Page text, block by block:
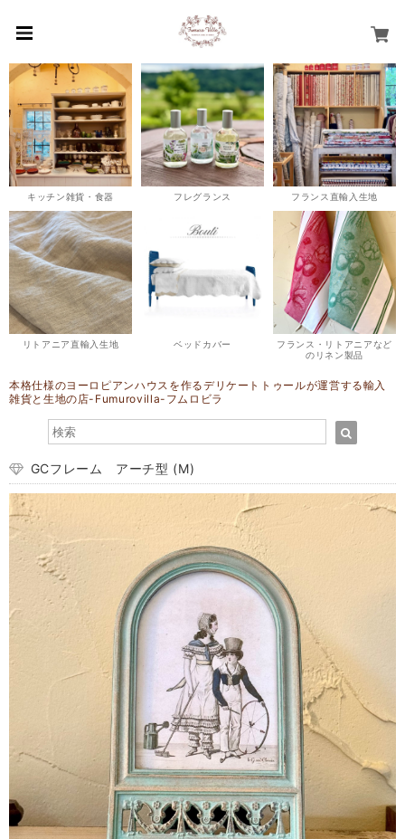
キッチン雑貨・食器 フレグランス フランス直輸入生地
リトアニア直輸入生地 ベッドカバー
フランス・リトアニアなど
のリネン製品
本格仕様のヨーロピアンハウスを作るデリケートトゥールが運営する輸入
雑貨と生地の店-Fumurovilla-フムロビラ
GCフレーム アーチ型 (M)